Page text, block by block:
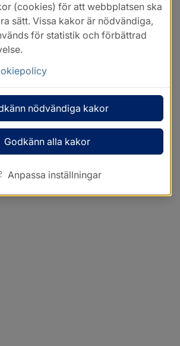
(cookies) för att webbplatsen ska
sätt. Vissa kakor är nödvändiga,
för statistik och förbättrad
nödvändiga kakor
Godkänn alla kakor
Anpassa inställningar